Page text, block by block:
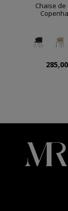
Chaise